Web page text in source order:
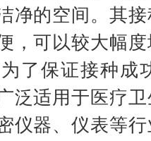
净的空间。其
，可以较大幅
了保证接种成
泛适用于医疗
仪器、仪表等